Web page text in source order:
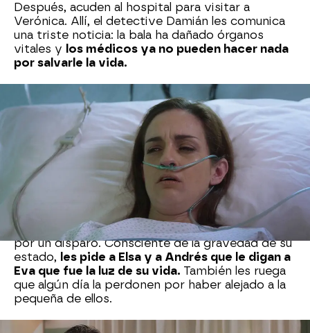
Después, acuden al hospital para visitar a
Verónica. Allí, el detective Damián les comunica
una triste noticia: la bala ha dañado órganos
vitales y los médicos ya no pueden hacer nada
por salvarle la vida.
Durante la visita, Verónica les explica que
abandonaron Guadalajara porque Jaime la
engañó haciéndole creer que ellos querían
arrebatarles a Eva. Más tarde, él terminó
confesándole quehabían huido porque estaba
involucrado en negocios turbios
y unos
mafiosos lo buscaban por una importante deuda.
Finalmente, los criminales dieron con ellos y
Verónica recibió la peor parte al ser alcanzada
por un disparo. Consciente de la gravedad de su
estado, les pide a Elsa y a Andrés que le digan a
Eva que fue la luz de su vida. También les ruega
que algún día la perdonen por haber alejado a la
pequeña de ellos.